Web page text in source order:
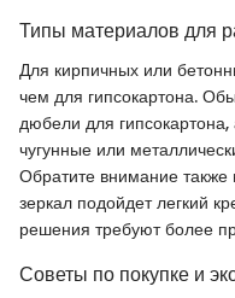
Типы материалов для
Для кирпичных или
чем для гипсокартона.
дюбели для гипсокартона,
чугунные или
Обратите внимание также
зеркал подойдет легкий
решения требуют более
Советы по покупке и